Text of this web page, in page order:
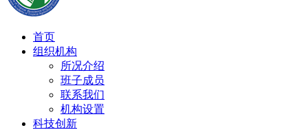
首页
组织机构
所况介绍
班子成员
联系我们
机构设置
科技创新